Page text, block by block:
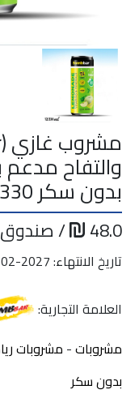
والتفاح مدعم
بدون سكر 330 مل
48.0 / صندوق
تاريخ الانتهاء: 2027-02-14
العلامة التجارية:
مشروبات-مشروبات
بدون سكر